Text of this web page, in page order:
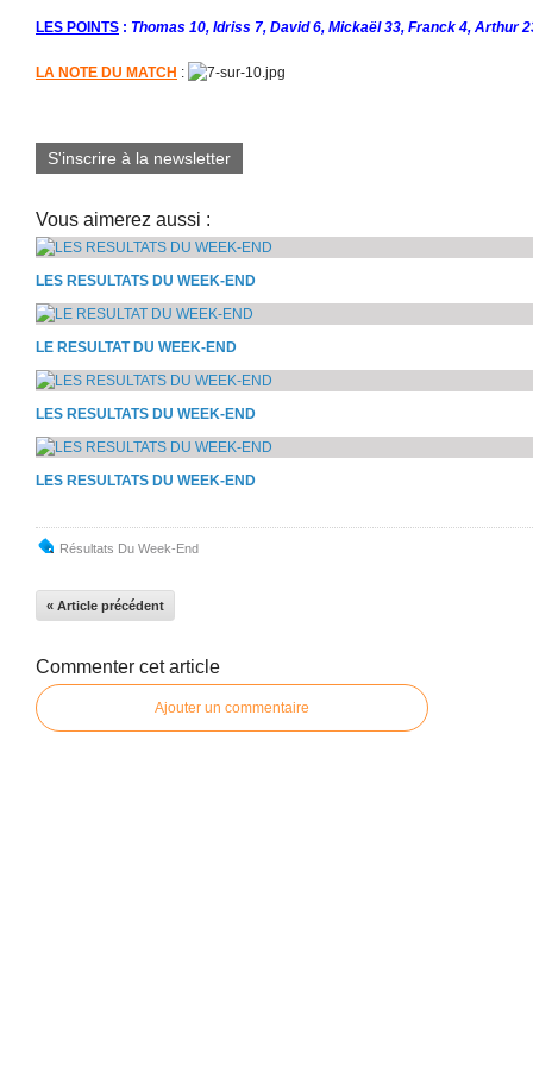
LES POINTS : Thomas 10, Idriss 7, David 6, Mickaël 33, Franck 4, Arthur
LA NOTE DU MATCH :
S'inscrire à la newsletter
Vous aimerez aussi :
LES RESULTATS DU WEEK-END
LE RESULTAT DU WEEK-END
LES RESULTATS DU WEEK-END
LES RESULTATS DU WEEK-END
Résultats Du Week-End
« Article précédent
Commenter cet article
Ajouter un commentaire